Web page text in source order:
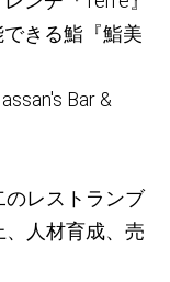
きる鮨『鮨美
Bar &
のレストランブ
人材育成、売